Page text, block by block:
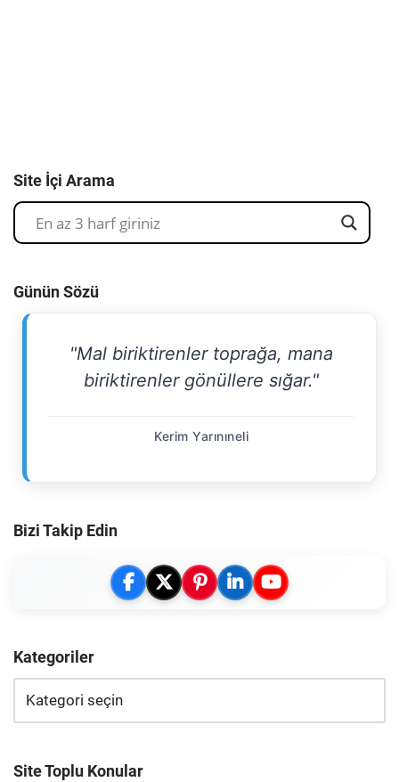
Site İçi Arama
Günün Sözü
"Mal biriktirenler toprağa, mana
biriktirenler gönüllere sığar."
Kerim Yarınıneli
Bizi Takip Edin
Kategoriler
Site Toplu Konular